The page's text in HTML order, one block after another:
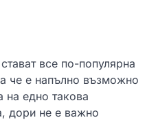
все по-популярна
че е напълно възможно
на едно такова
дори не е важно